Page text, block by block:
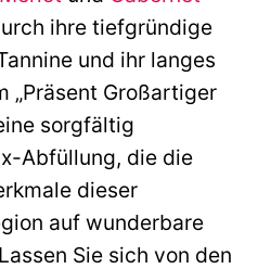
ihre tiefgründige
und ihr langes
„Präsent Großartiger
sorgfältig
Abfüllung, die die
dieser
auf wunderbare
Sie sich von den